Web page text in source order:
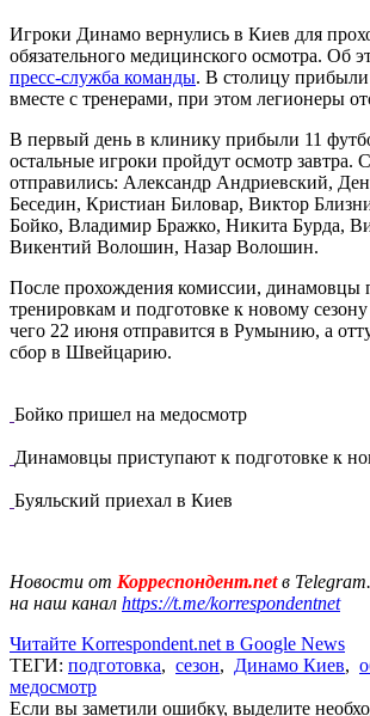
Игроки Динамо вернулись в Киев для
обязательного медицинского осмотра. Об
пресс-служба команды. В столицу прибыли
вместе с тренерами, при этом легионеры
В первый день в клинику прибыли 11
остальные игроки пройдут осмотр завтра.
отправились: Александр Андриевский,
Беседин, Кристиан Биловар, Виктор
Бойко, Владимир Бражко, Никита Бурда,
Викентий Волошин, Назар Волошин.
После прохождения комиссии, динамовцы
тренировкам и подготовке к новому
чего 22 июня отправится в Румынию, а
сбор в Швейцарию.
Бойко пришел на медосмотр
Динамовцы приступают к подготовке к
Буяльский приехал в Киев
Новости от Корреспондент.netв
на наш канал https://t.me/korrespondentnet
Читайте Korrespondent.net в Google News
ТЕГИ: подготовка, сезон, Динамо Киев,
медосмотр
Если вы заметили ошибку, выделите